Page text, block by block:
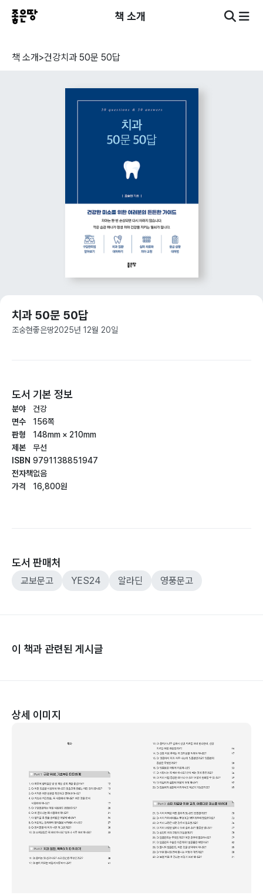
책 소개
책 소개>건강치과 50문 50답
치과 50문 50답
조숭현좋은땅2025년 12월 20일
도서 기본 정보
분야
면수
판형
제본
ISBN
전자책
가격
건강
156쪽
148mm × 210mm
무선
9791138851947
없음
16,800원
도서 판매처
교보문고 YES24 알라딘 영풍문고
이 책과 관련된 게시글
상세 이미지